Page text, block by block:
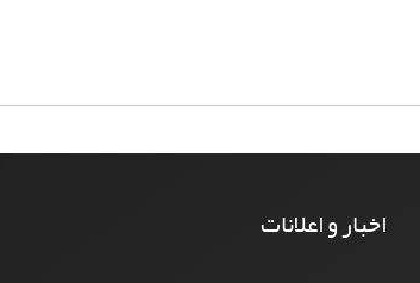
اخبار و اعلانات